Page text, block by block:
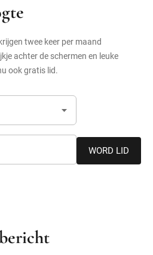
twee keer per maand
achter de schermen en leuke
ook gratis lid.